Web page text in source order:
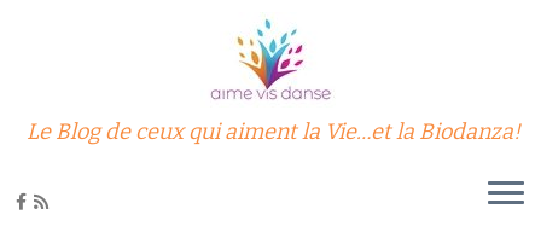
Le Blog de ceux qui aiment la Vie…et la Biodanza!